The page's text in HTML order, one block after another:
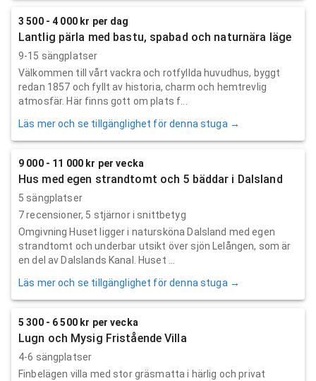
3 500 - 4 000 kr per dag
Lantlig pärla med bastu, spabad och naturnära läge
9-15 sängplatser
Välkommen till vårt vackra och rotfyllda huvudhus, byggt
redan 1857 och fyllt av historia, charm och hemtrevlig
atmosfär. Här finns gott om plats f...
Läs mer och se tillgänglighet för denna stuga →
9 000 - 11 000 kr per vecka
Hus med egen strandtomt och 5 bäddar i Dalsland
5 sängplatser
7recensioner, 5 stjärnor i snittbetyg
Omgivning Huset ligger i natursköna Dalsland med egen
strandtomt och underbar utsikt över sjön Lelången, som är
en del av Dalslands Kanal. Huset ...
Läs mer och se tillgänglighet för denna stuga →
5 300 - 6 500 kr per vecka
Lugn och Mysig Fristående Villa
4-6 sängplatser
Finbelägen villa med stor gräsmatta i härlig och privat